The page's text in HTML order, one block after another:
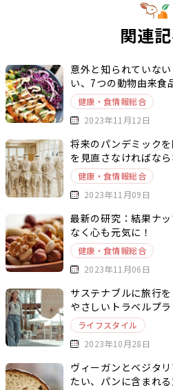
関連
意外と知られていな
い、7つの動物由来食
健康・食情報総合
2023年11月12日
将来のパンデミック
を見直さなければな
健康・食情報総合
2023年11月09日
最新の研究：結果ナ
なく心も元気に！
健康・食情報総合
2023年11月06日
サステナブルに旅行
やさしいトラベルプラ
ライフスタイル
2023年10月28日
ヴィーガンとベジタ
たい、パンに含まれ